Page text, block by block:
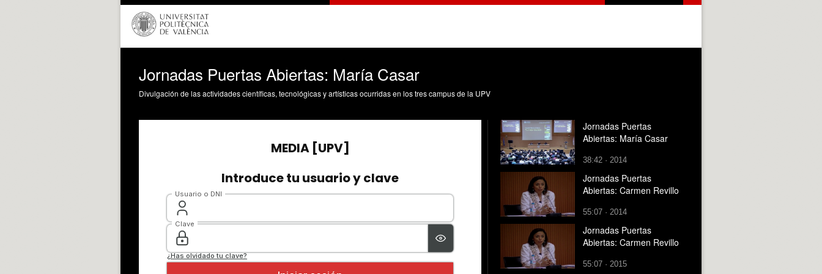
Jornadas Puertas Abiertas: María Casar
Divulgación de las actividades científicas, tecnológicas y artísticas ocurridas en los tres campus de la UPV
Jornadas Puertas
Abiertas: María Casar
38:42 · 2014
Jornadas Puertas
Abiertas: Carmen Revillo
55:07 · 2014
Jornadas Puertas
Abiertas: Carmen Revillo
55:07 · 2015